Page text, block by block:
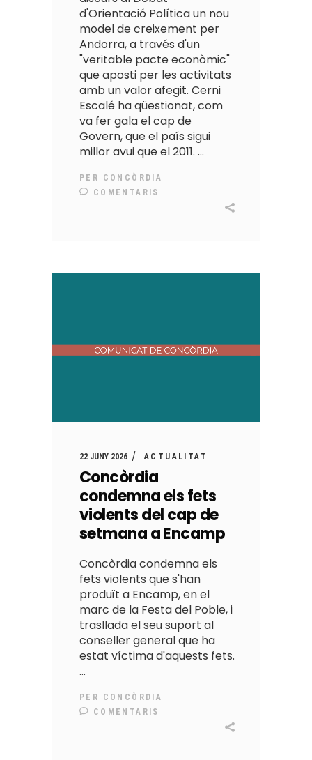
d'Orientació Política un nou
model de creixement per
Andorra, a través d'un
"veritable pacte econòmic"
que aposti per les activitats
amb un valor afegit. Cerni
Escalé ha qüestionat, com
va fer gala el cap de
Govern, que el país sigui
millor avui que el 2011.
PER CONCÒRDIA
COMENTARIS
22 JUNY 2026 ACTUALITAT
Concòrdia
condemna els fets
violents del cap de
setmana a Encamp
Concòrdia condemna els
fets violents que s'han
produït a Encamp, en el
marc de la Festa del Poble, i
trasllada el seu suport al
conseller general que ha
estat víctima d'aquests fets.
PER CONCÒRDIA
COMENTARIS